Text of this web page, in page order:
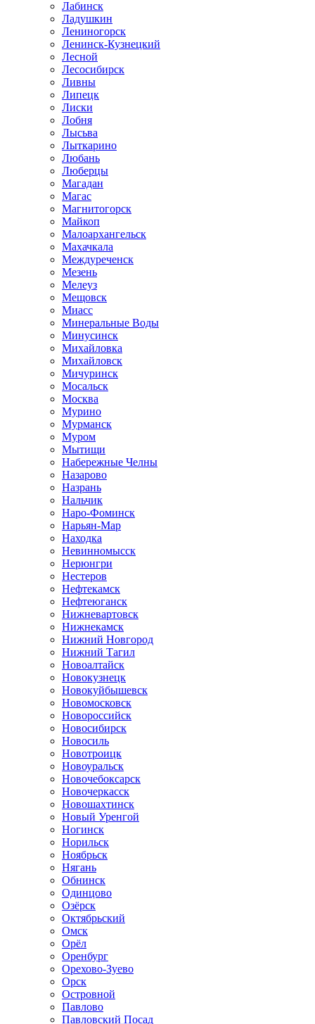
Лабинск
Ладушкин
Лениногорск
Ленинск-Кузнецкий
Лесной
Лесосибирск
Ливны
Липецк
Лиски
Лобня
Лысьва
Лыткарино
Любань
Люберцы
Магадан
Магас
Магнитогорск
Майкоп
Малоархангельск
Махачкала
Междуреченск
Мезень
Мелеуз
Мещовск
Миасс
Минеральные Воды
Минусинск
Михайловка
Михайловск
Мичуринск
Мосальск
Москва
Мурино
Мурманск
Муром
Мытищи
Набережные Челны
Назарово
Назрань
Нальчик
Наро-Фоминск
Нарьян-Мар
Находка
Невинномысск
Нерюнгри
Нестеров
Нефтекамск
Нефтеюганск
Нижневартовск
Нижнекамск
Нижний Новгород
Нижний Тагил
Новоалтайск
Новокузнецк
Новокуйбышевск
Новомосковск
Новороссийск
Новосибирск
Новосиль
Новотроицк
Новоуральск
Новочебоксарск
Новочеркасск
Новошахтинск
Новый Уренгой
Ногинск
Норильск
Ноябрьск
Нягань
Обнинск
Одинцово
Озёрск
Октябрьский
Омск
Орёл
Оренбург
Орехово-Зуево
Орск
Островной
Павлово
Павловский Посад